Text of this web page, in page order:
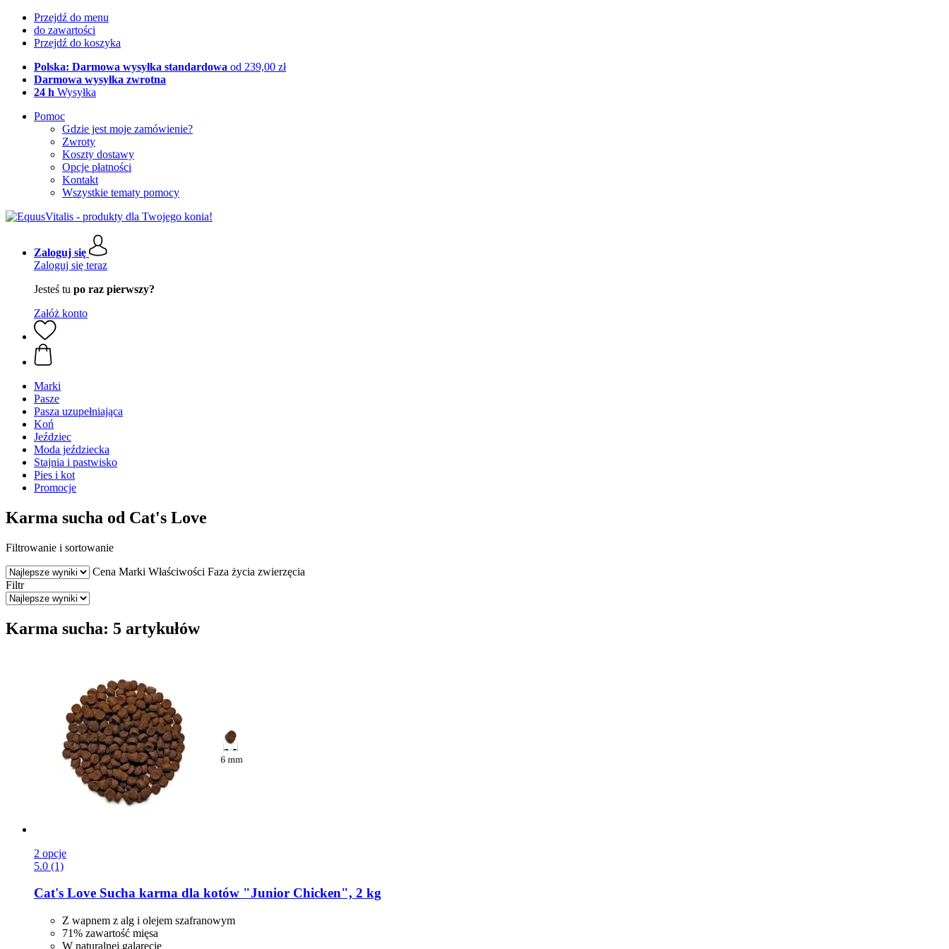
Przejdź do menu
do zawartości
Przejdź do koszyka
Polska: Darmowa wysyłka standardowa od 239,00 zł
Darmowa wysyłka zwrotna
24 h Wysyłka
Pomoc
Gdzie jest moje zamówienie?
Zwroty
Koszty dostawy
Opcje płatności
Kontakt
Wszystkie tematy pomocy
Zaloguj się
Zaloguj się teraz
Jesteś tu po raz pierwszy?
Załóż konto
Marki
Pasze
Pasza uzupełniająca
Koń
Jeździec
Moda jeździecka
Stajnia i pastwisko
Pies i kot
Promocje
Karma sucha od Cat's Love
Filtrowanie i sortowanie
Cena Marki Właściwości Faza życia zwierzęcia
Filtr
Karma sucha: 5 artykułów
2 opcje
5.0 (1)
Cat's Love Sucha karma dla kotów "Junior Chicken", 2 kg
Z wapnem z alg i olejem szafranowym
71% zawartość mięsa
W naturalnej galarecie